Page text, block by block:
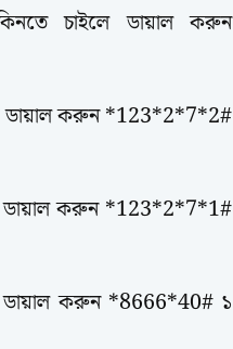
চাইলে ডায়াল করুন
ডায়াল করুন *123*2*7*2#
ডায়াল করুন *123*2*7*1#
করুন *8666*40# ১